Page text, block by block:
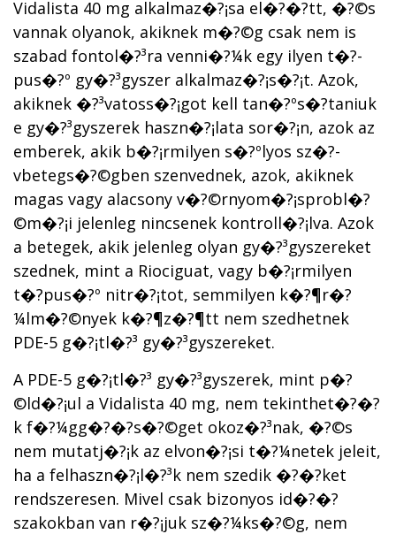
Vidalista 40 mg alkalmaz�?¡sa el�?�?tt, �?©s
vannak olyanok, akiknek m�?©g csak nem is
szabad fontol�?³ra venni�?¼k egy ilyen t�?­
pus�?º gy�?³gyszer alkalmaz�?¡s�?¡t. Azok,
akiknek �?³vatoss�?¡got kell tan�?ºs�?­taniuk
e gy�?³gyszerek haszn�?¡lata sor�?¡n, azok az
emberek, akik b�?¡rmilyen s�?ºlyos sz�?­
vbetegs�?©gben szenvednek, azok, akiknek
magas vagy alacsony v�?©rnyom�?¡sprobl�?
©m�?¡i jelenleg nincsenek kontroll�?¡lva. Azok
a betegek, akik jelenleg olyan gy�?³gyszereket
szednek, mint a Riociguat, vagy b�?¡rmilyen
t�?­pus�?º nitr�?¡tot, semmilyen k�?¶r�?
¼lm�?©nyek k�?¶z�?¶tt nem szedhetnek
PDE-5 g�?¡tl�?³ gy�?³gyszereket.
A PDE-5 g�?¡tl�?³ gy�?³gyszerek, mint p�?
©ld�?¡ul a Vidalista 40 mg, nem tekinthet�?�?
k f�?¼gg�?�?s�?©get okoz�?³nak, �?©s
nem mutatj�?¡k az elvon�?¡si t�?¼netek jeleit,
ha a felhaszn�?¡l�?³k nem szedik �?�?ket
rendszeresen. Mivel csak bizonyos id�?�?
szakokban van r�?¡juk sz�?¼ks�?©g, nem